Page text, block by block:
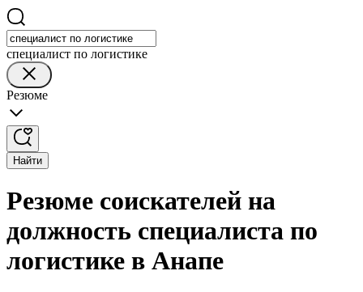
специалист по логистике
Резюме
Найти
Резюме соискателей на
должность специалиста по
логистике в Анапе